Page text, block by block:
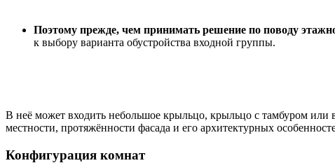
Поэтому прежде, чем принимать решение по поводу
к выбору варианта обустройства входной группы.
В неё может входить небольшое крыльцо, крыльцо с тамбуром или
местности, протяжённости фасада и его архитектурных
Конфигурация комнат